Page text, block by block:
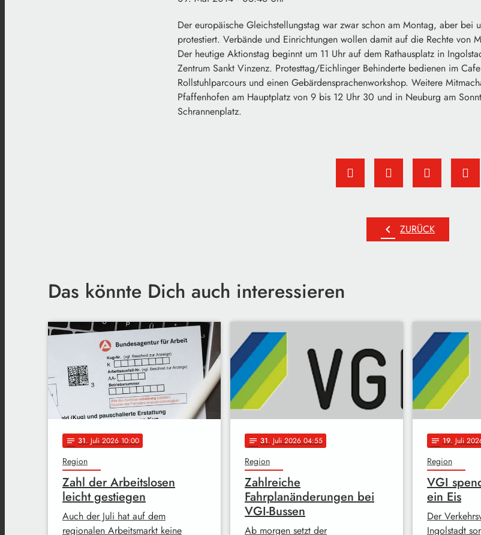
Der europäische Gleichstellungstag war zwar schon am Montag, aber bei
protestiert. Verbände und Einrichtungen wollen damit auf die Rechte von
Der heutige Aktionstag beginnt um 11 Uhr auf dem Rathausplatz in
Zentrum Sankt Vinzenz. Protesttag/Eichlinger Behinderte bedienen im
Rollstuhlparcours und einen Gebärdensprachenworkshop. Weitere
Pfaffenhofen am Hauptplatz von 9 bis 12 Uhr 30 und in Neuburg am
Schrannenplatz.
chevron_left ZURÜCK
Das könnte Dich auch interessieren
notes 31. Juli 2026 10:00
Region
Zahl der Arbeitslosen
leicht gestiegen
Auch der Juli hat auf dem
regionalen Arbeitsmarkt keine
notes 31. Juli 2026 04:55
Region
Zahlreiche
Fahrplanänderungen bei
VGI-Bussen
Ab morgen setzt der
notes 19. Juli
Region
VGI
ein Eis
Der
Ingolstadt